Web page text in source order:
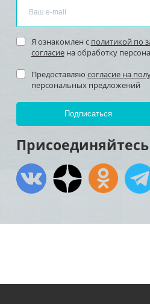
Я ознакомлен с политикой по
согласиена обработку
Предоставляю согласие на
персональных предложений